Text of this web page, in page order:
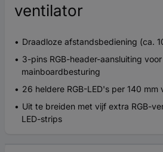
ventilator
Draadloze afstandsbediening (ca.
3-pins RGB-header-aansluiting voor
mainboardbesturing
26 heldere RGB-LED's per 140 mm
Uit te breiden met vijf extra RGB-
LED-strips